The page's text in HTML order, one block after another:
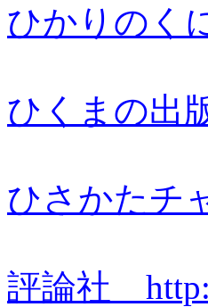
ひかりのく
ひくまの出
ひさかたチ
評論社